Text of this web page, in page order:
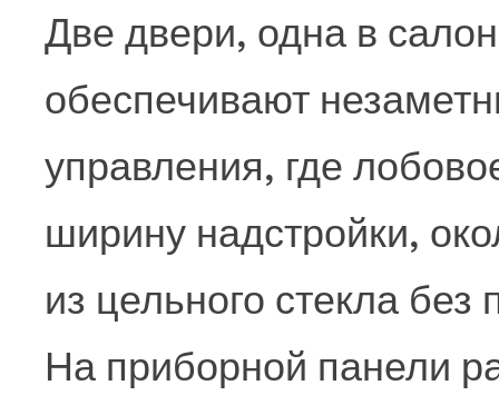
Две двери, одна в
обеспечивают
управления, где
ширину надстройки,
из цельного стекла
На приборной панели